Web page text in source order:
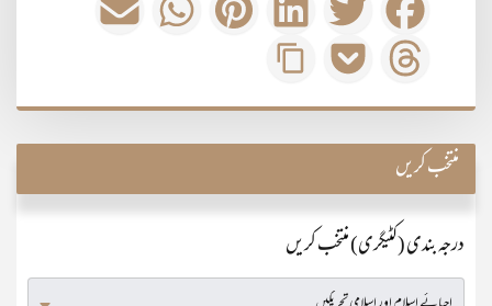
منتخب کریں
درجہ بندی (کٹیگری) منتخب کریں